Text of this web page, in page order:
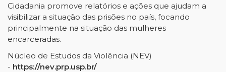
Cidadania promove relatórios e ações que ajudam a
visibilizar a situação das prisões no país, focando
principalmente na situação das mulheres
encarceradas.
Núcleo de Estudos da Violência (NEV)
- https://nev.prp.usp.br/